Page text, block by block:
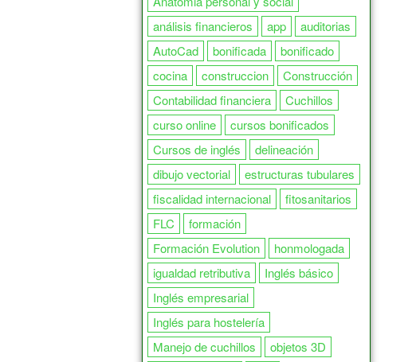
análisis financieros
app
auditorias
AutoCad
bonificada
bonificado
cocina
construccion
Construcción
Contabilidad financiera
Cuchillos
curso online
cursos bonificados
Cursos de inglés
delineación
dibujo vectorial
estructuras tubulares
fiscalidad internacional
fitosanitarios
FLC
formación
Formación Evolution
honmologada
igualdad retributiva
Inglés básico
Inglés empresarial
Inglés para hostelería
Manejo de cuchillos
objetos 3D